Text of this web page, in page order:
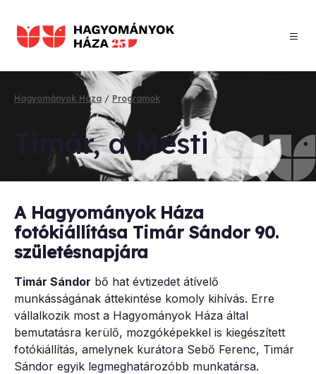
tartalomra
Hagyományok Háza Programok
Timár, a Mes­ti
A Hagyományok Háza
fotókiállítása Timár Sándor 90.
születésnapjára
Timár Sándor bő hat évtizedet átívelő
munkásságának áttekintése komoly kihívás. Erre
vállalkozik most a Hagyományok Háza által
bemutatásra kerülő, mozgóképekkel is kiegészített
fotókiállítás, amelynek kurátora Sebő Ferenc, Timár
Sándor egyik legmeghatározóbb munkatársa.